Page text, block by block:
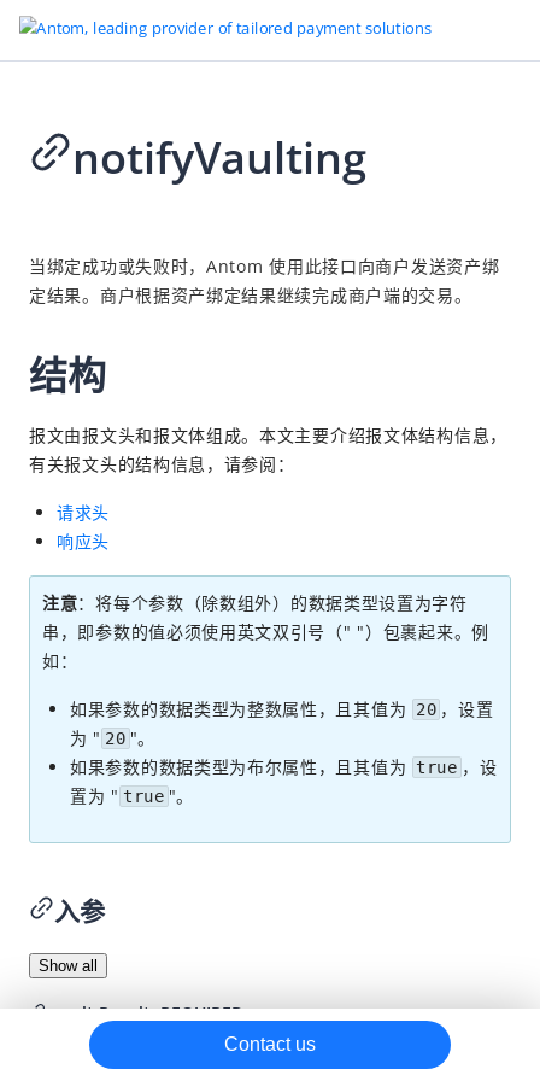
返回首页
Antom 接口
概述
报文编码
在线支付
授权
绑定
createVaultingSession
vaultPaymentMethod
notifyVaulting
inquireVaulting
fetchNonce
支付
退款
notifyVaulting
当绑定成功或失败时，Antom 使用此接口向商户发送资产绑
定结果。商户根据资产绑定结果继续完成商户端的交易。
结构
报文由报文头和报文体组成。本文主要介绍报文体结构信息，
有关报文头的结构信息，请参阅：
请求头
响应头
注意：将每个参数（除数组外）的数据类型设置为字符
串，即参数的值必须使用英文双引号（" "）包裹起来。例
如：
如果参数的数据类型为整数属性，且其值为 20 ，设置
为 " 20 "。
如果参数的数据类型为布尔属性，且其值为
true ，设
置为 " true "。
入参
Show all
result Result REQUIRED
资产绑定结果的详细信息，如资产绑定状态、结果代码和结果
Contact us